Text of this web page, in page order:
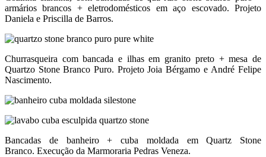
armários brancos + eletrodomésticos em aço escovado. Projeto
Daniela e Priscilla de Barros.
Churrasqueira com bancada e ilhas em granito preto + mesa de
Quartzo Stone Branco Puro. Projeto Joia Bérgamo e André Felipe
Nascimento.
Bancadas de banheiro + cuba moldada em Quartz Stone
Branco. Execução da Marmoraria Pedras Veneza.